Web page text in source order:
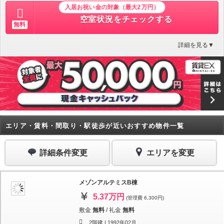
無料
入居お祝い金の対象（最大2万円）
空室状況をチェックする
詳細を見る▼
エリア・賃料・間取り・駅徒歩が近いおすすめ物件一覧
詳細条件変更 エリアを変更
メゾンアルテミスB棟
5.37万円 (管理費 6,300円)
敷金 無料 /礼金 無料
2階建 | 1992年02月